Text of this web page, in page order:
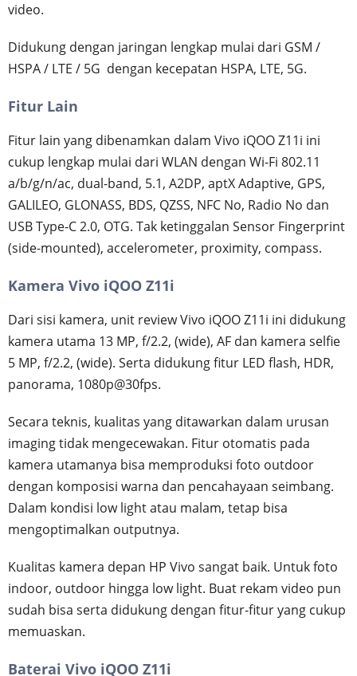
video.
Didukung dengan jaringan lengkap mulai dari GSM /
HSPA / LTE / 5G dengan kecepatan HSPA, LTE, 5G.
Fitur Lain
Fitur lain yang dibenamkan dalam Vivo iQOO Z11i ini
cukup lengkap mulai dari WLAN dengan Wi-Fi 802.11
a/b/g/n/ac, dual-band, 5.1, A2DP, aptX Adaptive, GPS,
GALILEO, GLONASS, BDS, QZSS, NFC No, Radio No dan
USB Type-C 2.0, OTG. Tak ketinggalan Sensor Fingerprint
(side-mounted), accelerometer, proximity, compass.
Kamera Vivo iQOO Z11i
Dari sisi kamera, unit review Vivo iQOO Z11i ini didukung
kamera utama 13 MP, f/2.2, (wide), AF dan kamera selfie
5 MP, f/2.2, (wide). Serta didukung fitur LED flash, HDR,
panorama, 1080p@30fps.
Secara teknis, kualitas yang ditawarkan dalam urusan
imaging tidak mengecewakan. Fitur otomatis pada
kamera utamanya bisa memproduksi foto outdoor
dengan komposisi warna dan pencahayaan seimbang.
Dalam kondisi low light atau malam, tetap bisa
mengoptimalkan outputnya.
Kualitas kamera depan HP Vivo sangat baik. Untuk foto
indoor, outdoor hingga low light. Buat rekam video pun
sudah bisa serta didukung dengan fitur-fitur yang cukup
memuaskan.
Baterai Vivo iQOO Z11i